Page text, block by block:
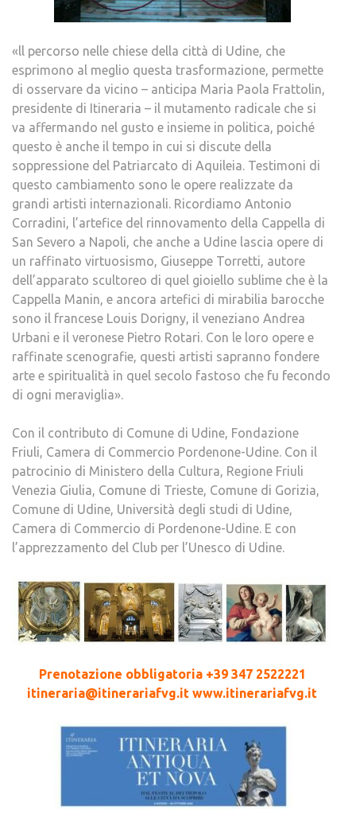
«ll percorso nelle chiese della città di Udine, che
esprimono al meglio questa trasformazione, permette
di osservare da vicino – anticipa Maria Paola Frattolin,
presidente di Itineraria – il mutamento radicale che si
va affermando nel gusto e insieme in politica, poiché
questo è anche il tempo in cui si discute della
soppressione del Patriarcato di Aquileia. Testimoni di
questo cambiamento sono le opere realizzate da
grandi artisti internazionali. Ricordiamo Antonio
Corradini, l’artefice del rinnovamento della Cappella di
San Severo a Napoli, che anche a Udine lascia opere di
un raffinato virtuosismo, Giuseppe Torretti, autore
dell’apparato scultoreo di quel gioiello sublime che è la
Cappella Manin, e ancora artefici di mirabilia barocche
sono il francese Louis Dorigny, il veneziano Andrea
Urbani e il veronese Pietro Rotari. Con le loro opere e
raffinate scenografie, questi artisti sapranno fondere
arte e spiritualità in quel secolo fastoso che fu fecondo
di ogni meraviglia».
Con il contributo di Comune di Udine, Fondazione
Friuli, Camera di Commercio Pordenone-Udine. Con il
patrocinio di Ministero della Cultura, Regione Friuli
Venezia Giulia, Comune di Trieste, Comune di Gorizia,
Comune di Udine, Università degli studi di Udine,
Camera di Commercio di Pordenone-Udine. E con
l’apprezzamento del Club per l’Unesco di Udine.
Prenotazione obbligatoria +39 347 2522221
itineraria@itinerariafvg.it www.itinerariafvg.it